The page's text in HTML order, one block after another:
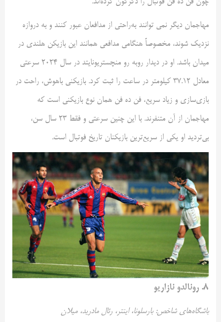
مهاجمان دیگر نمی توانند به‌راحتی از مدافعان عبور کنند و به دروازه
نزدیک شوند، مخصوصاً هنگامی مدافعی همانند این بازیکن هلندی در
میدان باشد. او در دیدار روبه رو منچستریونایتد در سال ۲۰۲۴ سرعتی
معادل ۳۷.۱۲ کیلومتر در ساعت را ثبت کرد. بازیکنی باهوش، راحت در
بازی‌سازی و زیاد سریع، فن ده فن همان نوع بازیکنی است که
مهاجمان از آن متنفرند. با این چنین سرعتی و فقط ۲۳ سال سن،
بی‌تردید او یکی از سریع‌ترین بازیکنان تاریخ فوتبال است.
۸. رونالدو نازاریو
باشگاه‌های شاخص: بارسلونا، اینتر، رئال مادرید، میلان